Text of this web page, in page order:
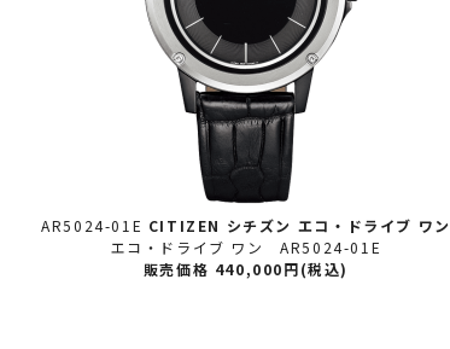
AR5024-01E CITIZEN シチズン エコ・ドライブ ワン
エコ・ドライブ ワン AR5024-01E
販売価格 440,000円(税込)